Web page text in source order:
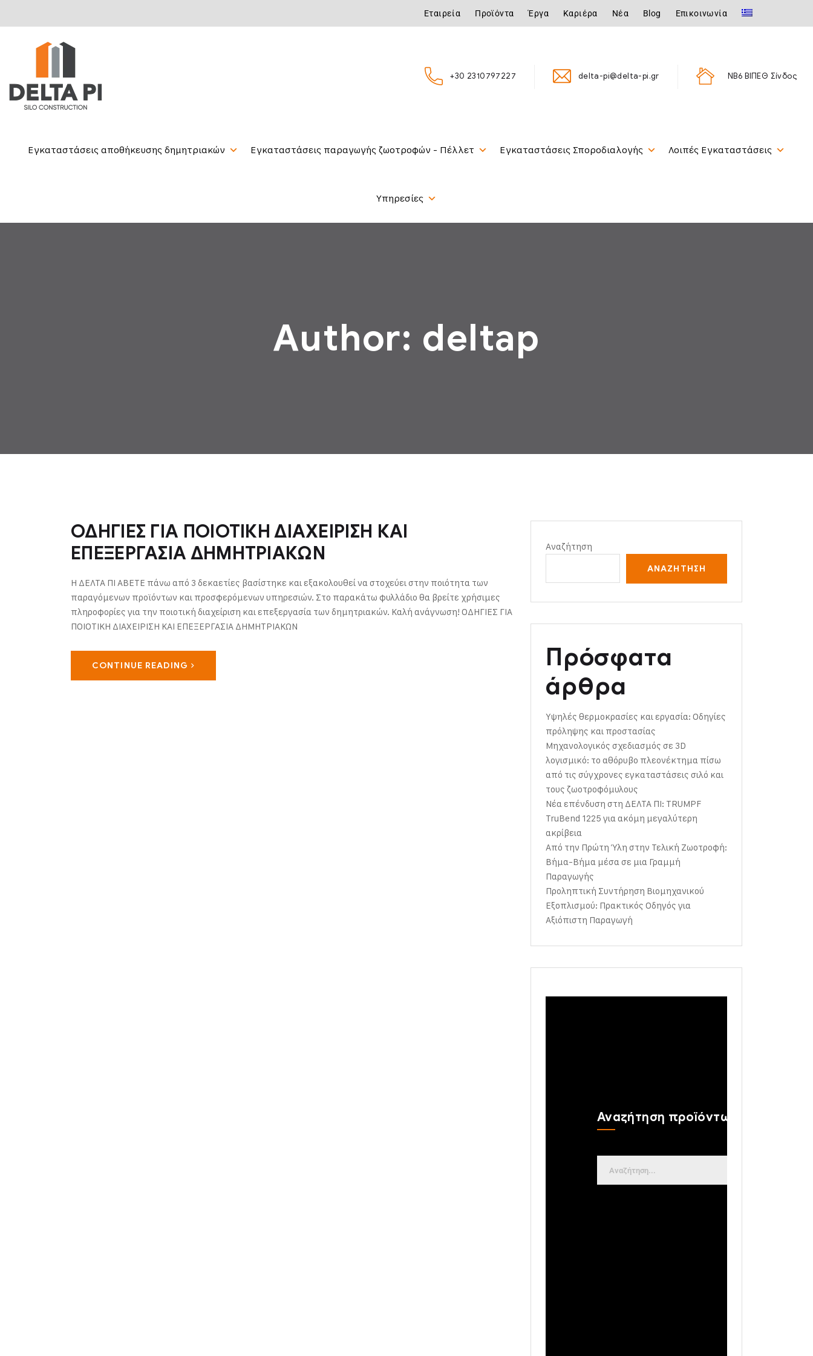
Εταιρεία Προϊόντα Έργα Καριέρα Νέα Blog Επικοινωνία
+30 2310797227 delta-pi@delta-pi.gr ΝΒ6 ΒΙΠΕΘ Σίνδος
Εγκαταστάσεις αποθήκευσης δημητριακών Εγκαταστάσεις παραγωγής ζωοτροφών - Πέλλετ Εγκαταστάσεις Σποροδιαλογής Λοιπές Εγκαταστάσεις
Υπηρεσίες
Author: deltap
ΟΔΗΓΙΕΣ ΓΙΑ ΠΟΙΟΤΙΚΗ ΔΙΑΧΕΙΡΙΣΗ ΚΑΙ
ΕΠΕΞΕΡΓΑΣΙΑ ΔΗΜΗΤΡΙΑΚΩΝ
Η ΔΕΛΤΑ ΠΙ ΑΒΕΤΕ πάνω από 3 δεκαετίες βασίστηκε και εξακολουθεί να στοχεύει στην ποιότητα των
παραγόμενων προϊόντων και προσφερόμενων υπηρεσιών. Στο παρακάτω φυλλάδιο θα βρείτε χρήσιμες
πληροφορίες για την ποιοτική διαχείριση και επεξεργασία των δημητριακών. Καλή ανάγνωση! ΟΔΗΓΙΕΣ ΓΙΑ
ΠΟΙΟΤΙΚΗ ΔΙΑΧΕΙΡΙΣΗ ΚΑΙ ΕΠΕΞΕΡΓΑΣΙΑ ΔΗΜΗΤΡΙΑΚΩΝ
CONTINUE READING
Αναζήτηση
ΑΝΑΖΉΤΗΣΗ
Πρόσφατα
άρθρα
Υψηλές θερμοκρασίες και εργασία: Οδηγίες
πρόληψης και προστασίας
Μηχανολογικός σχεδιασμός σε 3D
λογισμικό: το αθόρυβο πλεονέκτημα πίσω
από τις σύγχρονες εγκαταστάσεις σιλό και
τους ζωοτροφόμυλους
Νέα επένδυση στη ΔΕΛΤΑ ΠΙ: TRUMPF
TruBend 1225 για ακόμη μεγαλύτερη
ακρίβεια
Από την Πρώτη Ύλη στην Τελική Ζωοτροφή:
Βήμα-Βήμα μέσα σε μια Γραμμή
Παραγωγής
Προληπτική Συντήρηση Βιομηχανικού
Εξοπλισμού: Πρακτικός Οδηγός για
Αξιόπιστη Παραγωγή
Αναζήτηση προϊόντων